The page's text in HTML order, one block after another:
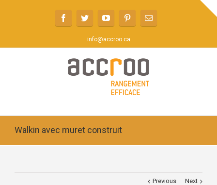
info@accroo.ca
Walkin avec muret construit
Previous Next